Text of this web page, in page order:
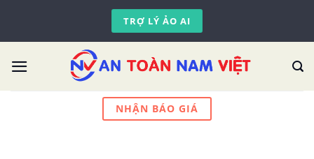
content
TRỢ LÝ ẢO AI
NHẬN BÁO GIÁ